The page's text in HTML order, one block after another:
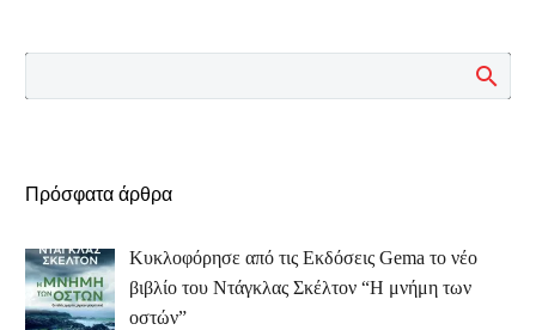
Πρόσφατα άρθρα
Κυκλοφόρησε από τις Εκδόσεις Gema το νέο
βιβλίο του Ντάγκλας Σκέλτον “Η μνήμη των
οστών”